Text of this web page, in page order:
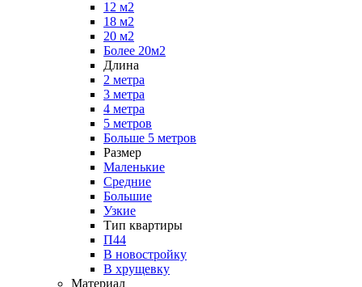
12 м2
18 м2
20 м2
Более 20м2
Длина
2 метра
3 метра
4 метра
5 метров
Больше 5 метров
Размер
Маленькие
Средние
Большие
Узкие
Тип квартиры
П44
В новостройку
В хрущевку
Материал